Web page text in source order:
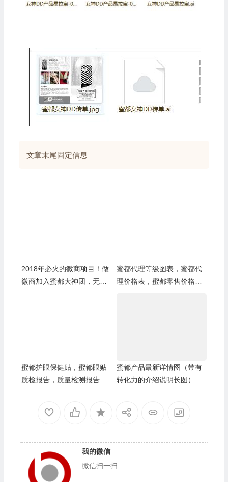
文章末尾固定信息
2018年必火的微商项目！做
微商加入蜜都大神团，无敌
蜜都代理等级图表，蜜都代
理价格表，蜜都零售价格，
蜜都护眼保健贴，蜜都眼贴
质检报告，质量检测报告
蜜都产品最新详情图（带有
转化力的介绍说明长图）
我的微信
微信扫一扫